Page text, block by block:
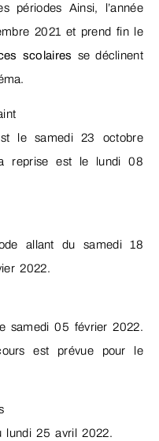
périodes Ainsi, l’année
2021 et prend fin le
scolaires se déclinent
le samedi 23 octobre
reprise est le lundi 08
allant du samedi 18
2022.
samedi 05 février 2022.
est prévue pour le
lundi 25 avril 2022.